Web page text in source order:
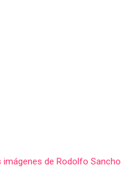
imágenes de Rodolfo